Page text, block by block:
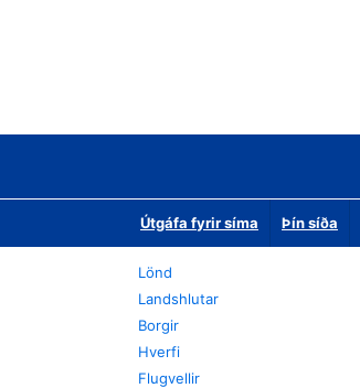
Útgáfa fyrir síma Þín síða
Lönd
Landshlutar
Borgir
Hverfi
Flugvellir